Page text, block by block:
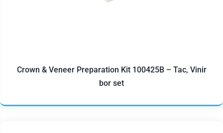
Crown & Veneer Preparation Kit 100425B – Tac, Vinir
bor set